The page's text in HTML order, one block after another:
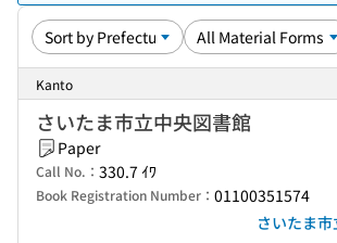
Kanto
さいたま市立中央図書館
Paper
Call No.： 330.7 ｲﾜ
Book Registration Number： 01100351574
さいたま